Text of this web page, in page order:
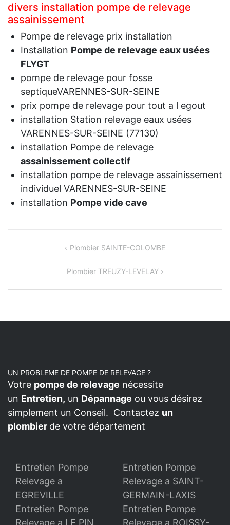
divers installation pompe de relevage
assainissement
Pompe de relevage prix installation
Installation Pompe de relevage eaux usées
FLYGT
pompe de relevage pour fosse
septiqueVARENNES-SUR-SEINE
prix pompe de relevage pour tout a l egout
installation Station relevage eaux usées
VARENNES-SUR-SEINE (77130)
installation Pompe de relevage
assainissement collectif
installation pompe de relevage assainissement
individuel VARENNES-SUR-SEINE
installation Pompe vide cave
NAVIGATION Plombier SAINTE-COLOMBE
Plombier TREUZY-LEVELAY
UN PROBLEME DE POMPE DE RELEVAGE ?
Votre pompe de relevage nécessite
un Entretien, un Dépannage ou vous désirez
simplement un Conseil. Contactez un
plombier de votre département
Entretien Pompe
Relevage a
EGREVILLE
Entretien Pompe
Relevage a SAINT-
GERMAIN-LAXIS
Entretien Pompe
Relevage a LE PIN
Entretien Pompe
Relevage a ROISSY-